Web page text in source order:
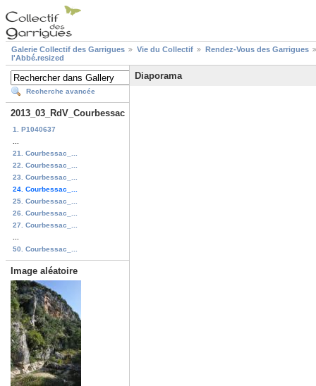
Galerie Collectif des Garrigues Vie du Collectif
Rendez-Vous des Garrigues
l'Abbé.resized
Recherche avancée
2013_03_RdV_Courbessac
1. P1040637
21. Courbessac_...
22. Courbessac_...
23. Courbessac_...
24. Courbessac_...
25. Courbessac_...
26. Courbessac_...
27. Courbessac_...
50. Courbessac_...
Image aléatoire
Diaporama